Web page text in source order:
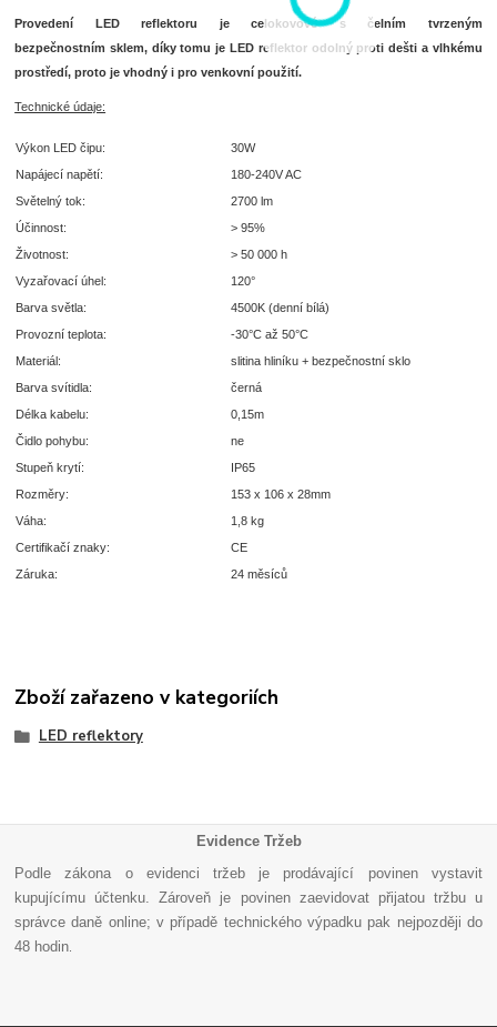
Provedení LED reflektoru je celokovové s čelním tvrzeným
bezpečnostním sklem, díky tomu je LED reflektor odolný proti dešti a vlhkému
prostředí, proto je vhodný i pro venkovní použití.
Technické údaje:
Výkon LED čipu:
30W
Napájecí napětí:
180-240V AC
Světelný tok:
2700 lm
Účinnost:
> 95%
Životnost:
> 50 000 h
Vyzařovací úhel:
120°
Barva světla:
4500K (denní bílá)
Provozní teplota:
-30°C až 50°C
Materiál:
slitina hliníku + bezpečnostní sklo
Barva svítidla:
černá
Délka kabelu:
0,15m
Čidlo pohybu:
ne
Stupeň krytí:
IP65
Rozměry:
153 x 106 x 28mm
Váha:
1,8 kg
Certifikačí znaky:
CE
Záruka:
24 měsíců
Zboží zařazeno v kategoriích
LED reflektory
Evidence Tržeb
Podle zákona o evidenci tržeb je prodávající povinen vystavit
kupujícímu účtenku. Zároveň je povinen zaevidovat přijatou tržbu u
správce daně online; v případě technického výpadku pak nejpozději do
48 hodin